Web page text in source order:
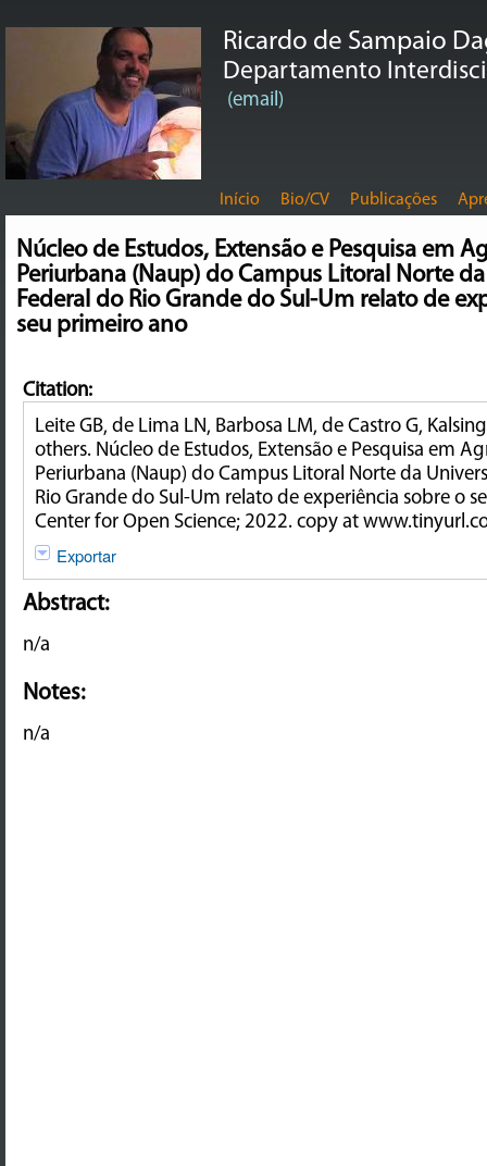
Ricardo de Sampaio
Departamento
(email)
Início Bio/CV Publicações
Núcleo de Estudos, Extensão e Pesquisa em
Periurbana (Naup) do Campus Litoral Norte
Federal do Rio Grande do Sul-Um relato de
seu primeiro ano
Citation:
Leite GB, de Lima LN, Barbosa LM, de Castro G,
others. Núcleo de Estudos, Extensão e Pesquisa em
Periurbana (Naup) do Campus Litoral Norte da
Rio Grande do Sul-Um relato de experiência sobre o
Center for Open Science; 2022. copy at
Exportar
Abstract:
n/a
Notes:
n/a